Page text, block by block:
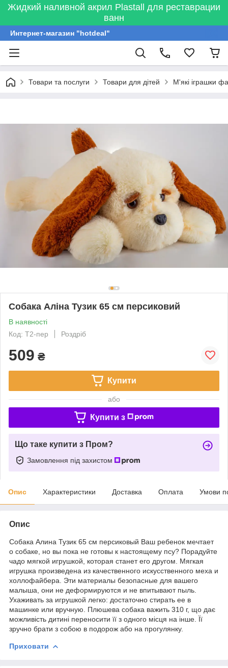
Жидкий наливной акрил Plastall для реставрации
ванн
Интернет-магазин "hotdeal"
Товари та послуги Товари для дітей М'які іграшки
Собака Аліна Тузик 65 см персиковий
В наявності
Код: Т2-пер
Роздріб
509 ₴
Купити
або
Купити з
Що таке купити з Пром?
Замовлення під захистом
Опис Характеристики Доставка Оплата Умови
Опис
Собака Алина Тузик 65 см персиковый Ваш ребенок мечтает
о собаке, но вы пока не готовы к настоящему псу? Порадуйте
чадо мягкой игрушкой, которая станет его другом. Мягкая
игрушка произведена из качественного искусственного меха и
холлофайбера. Эти материалы безопасные для вашего
малыша, они не деформируются и не впитывают пыль.
Ухаживать за игрушкой легко: достаточно стирать ее в
машинке или вручную. Плюшева собака важить 310 г, що дає
можливість дитині переносити її з одного місця на інше. Її
зручно брати з собою в подорож або на прогулянку.
Приховати